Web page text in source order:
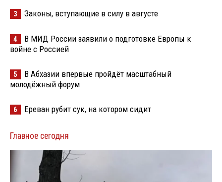
3 Законы, вступающие в силу в августе
4
В МИД России заявили о подготовке Европы к
войне с Россией
5
В Абхазии впервые пройдёт масштабный
молодёжный форум
6 Ереван рубит сук, на котором сидит
Главное сегодня